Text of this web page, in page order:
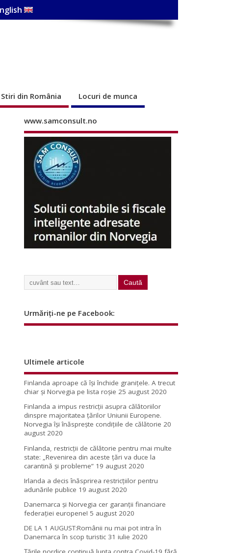
Stiri din România Locuri de munca
www.samconsult.no
Urmăriți-ne pe Facebook:
Ultimele articole
Finlanda aproape că își închide granițele. A trecut
chiar și Norvegia pe lista roșie 25 august 2020
Finlanda a impus restricţii asupra călătoriilor
dinspre majoritatea ţărilor Uniunii Europene.
Norvegia își înăsprește condițiile de călătorie 20
august 2020
Finlanda, restricţii de călătorie pentru mai multe
state: „Revenirea din aceste ţări va duce la
carantină şi probleme” 19 august 2020
Irlanda a decis înăsprirea restricțiilor pentru
adunările publice 19 august 2020
Danemarca și Norvegia cer garanții financiare
federației europene! 5 august 2020
DE LA 1 AUGUST:Românii nu mai pot intra în
Danemarca în scop turistic 31 iulie 2020